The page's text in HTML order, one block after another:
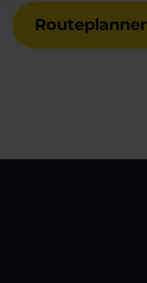
Routeplanner